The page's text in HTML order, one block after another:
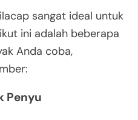
sangat ideal untuk
ini adalah beberapa
Anda coba,
Penyu